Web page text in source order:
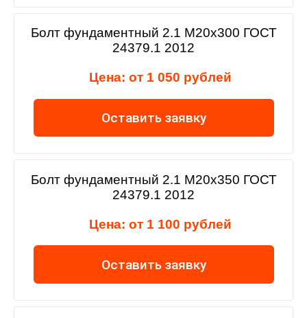
Болт фундаментный 2.1 М20х300 ГОСТ
24379.1 2012
Цена: от 1 050 рублей
Оставить заявку
Болт фундаментный 2.1 М20х350 ГОСТ
24379.1 2012
Цена: от 1 100 рублей
Оставить заявку